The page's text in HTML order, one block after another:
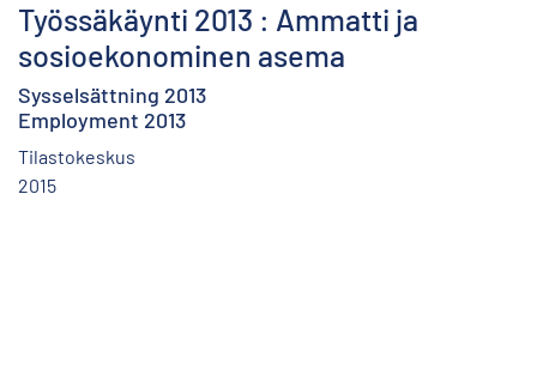
Työssäkäynti 2013 : Ammatti ja
sosioekonominen asema
Sysselsättning 2013
Employment 2013
Tilastokeskus
2015